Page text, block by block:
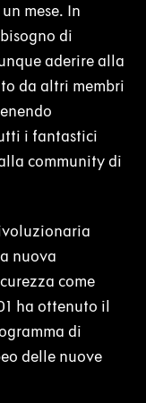
mese. In
di
aderire alla
da altri membri
i fantastici
community di
nuova
come
ha ottenuto il
di
delle nuove